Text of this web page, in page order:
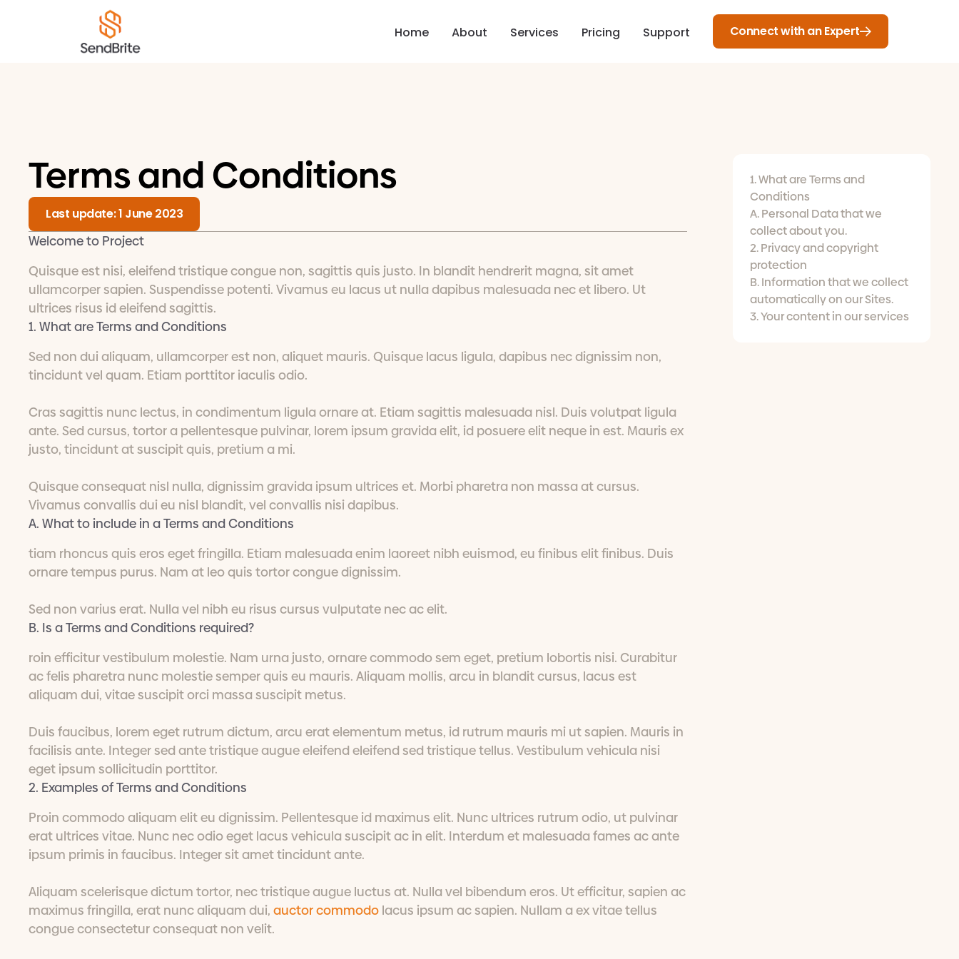
Home About Services Pricing Support Connect with an Expert
Terms and Conditions
Last update: 1 June 2023
Welcome to Project
Quisque est nisi, eleifend tristique congue non, sagittis quis justo. In blandit hendrerit magna, sit amet
ullamcorper sapien. Suspendisse potenti. Vivamus eu lacus ut nulla dapibus malesuada nec et libero. Ut
ultrices risus id eleifend sagittis.
1. What are Terms and Conditions
Sed non dui aliquam, ullamcorper est non, aliquet mauris. Quisque lacus ligula, dapibus nec dignissim non,
tincidunt vel quam. Etiam porttitor iaculis odio.
Cras sagittis nunc lectus, in condimentum ligula ornare at. Etiam sagittis malesuada nisl. Duis volutpat ligula
ante. Sed cursus, tortor a pellentesque pulvinar, lorem ipsum gravida elit, id posuere elit neque in est. Mauris ex
justo, tincidunt at suscipit quis, pretium a mi.
Quisque consequat nisl nulla, dignissim gravida ipsum ultrices et. Morbi pharetra non massa at cursus.
Vivamus convallis dui eu nisl blandit, vel convallis nisi dapibus.
A. What to include in a Terms and Conditions
tiam rhoncus quis eros eget fringilla. Etiam malesuada enim laoreet nibh euismod, eu finibus elit finibus. Duis
ornare tempus purus. Nam at leo quis tortor congue dignissim.
Sed non varius erat. Nulla vel nibh eu risus cursus vulputate nec ac elit.
B. Is a Terms and Conditions required?
roin efficitur vestibulum molestie. Nam urna justo, ornare commodo sem eget, pretium lobortis nisi. Curabitur
ac felis pharetra nunc molestie semper quis eu mauris. Aliquam mollis, arcu in blandit cursus, lacus est
aliquam dui, vitae suscipit orci massa suscipit metus.
Duis faucibus, lorem eget rutrum dictum, arcu erat elementum metus, id rutrum mauris mi ut sapien. Mauris in
facilisis ante. Integer sed ante tristique augue eleifend eleifend sed tristique tellus. Vestibulum vehicula nisi
eget ipsum sollicitudin porttitor.
2. Examples of Terms and Conditions
Proin commodo aliquam elit eu dignissim. Pellentesque id maximus elit. Nunc ultrices rutrum odio, ut pulvinar
erat ultrices vitae. Nunc nec odio eget lacus vehicula suscipit ac in elit. Interdum et malesuada fames ac ante
ipsum primis in faucibus. Integer sit amet tincidunt ante.
Aliquam scelerisque dictum tortor, nec tristique augue luctus at. Nulla vel bibendum eros. Ut efficitur, sapien ac
maximus fringilla, erat nunc aliquam dui, auctor commodo lacus ipsum ac sapien. Nullam a ex vitae tellus
congue consectetur consequat non velit.
1. What are Terms and
Conditions
A. Personal Data that we
collect about you.
2. Privacy and copyright
protection
B. Information that we collect
automatically on our Sites.
3. Your content in our services